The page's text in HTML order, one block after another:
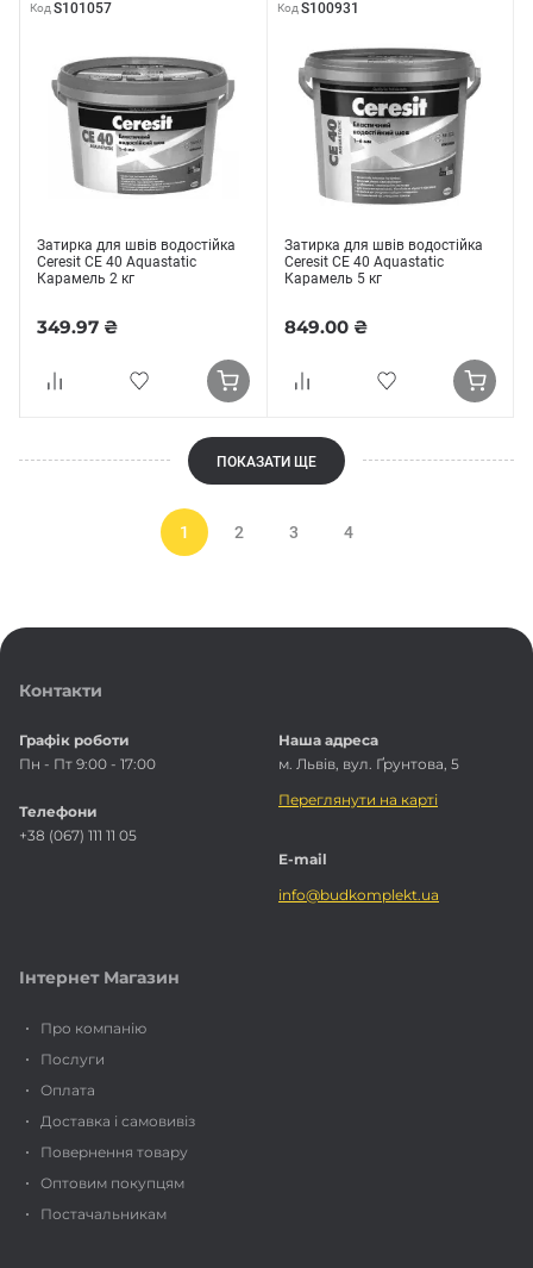
КодS101057
Затирка для швів водостійка
Ceresit CE 40 Aquastatic
Карамель 2 кг
349.97 ₴
Код S100931
Затирка для швів водостійка
Ceresit CE 40 Aquastatic
Карамель 5 кг
849.00 ₴
ПОКАЗАТИ ЩЕ
1 2 3 4
Контакти
Графік роботи
Пн - Пт 9:00 - 17:00
Телефони
+38 (067) 111 11 05
Наша адреса
м. Львів, вул. Ґрунтова, 5
Переглянути на карті
E-mail
info@budkomplekt.ua
Інтернет Магазин
Про компанію
Послуги
Оплата
Доставка і самовивіз
Повернення товару
Оптовим покупцям
Постачальникам